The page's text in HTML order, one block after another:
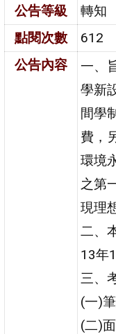
公告等級
轉知
點閱次數
612
公告內容
一、
學新
間學
費，
環境
之第
現理
二、
13年
三、
(一)
(二)